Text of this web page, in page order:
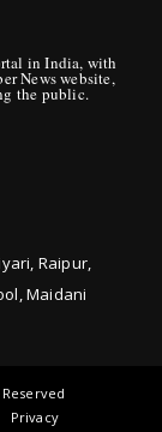
in India, with
News website,
the public.
Raipur,
Maidani
Privacy